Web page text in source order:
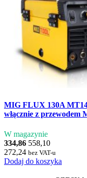
MIG FLUX 130A
włącznie z przewodem
W magazynie
334,86 558,10
272,24 bez VAT-u
Dodaj do koszyka